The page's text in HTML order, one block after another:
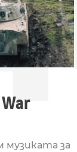
музиката за